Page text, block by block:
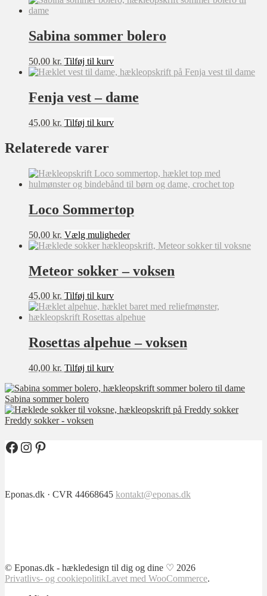
Sabina sommer bolero
50,00 kr. Tilføj til kurv
Fenja vest – dame
45,00 kr. Tilføj til kurv
Relaterede varer
Loco Sommertop
50,00 kr. Vælg mulighederDette
vare
varianter.
vælges
på
Meteor sokker – voksen
45,00 kr. Tilføj til kurv
Rosettas alpehue – voksen
40,00 kr. Tilføj til kurv
Sabina sommer bolero
Freddy sokker - voksen
Facebook
Instagram
Pinterest
Eponas.dk · CVR 44668645 kontakt@eponas.dk
© Eponas.dk - hækledesign til dig og dine ♡ 2026
Privatlivs- og cookiepolitikLavet med WooCommerce.